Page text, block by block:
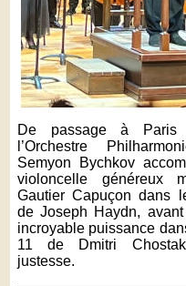
De passage à Paris
l’Orchestre
Semyon Bychkov
violoncelle généreux
Gautier Capuçon dans
de Joseph Haydn,
incroyable puissance
11 de Dmitri
justesse.